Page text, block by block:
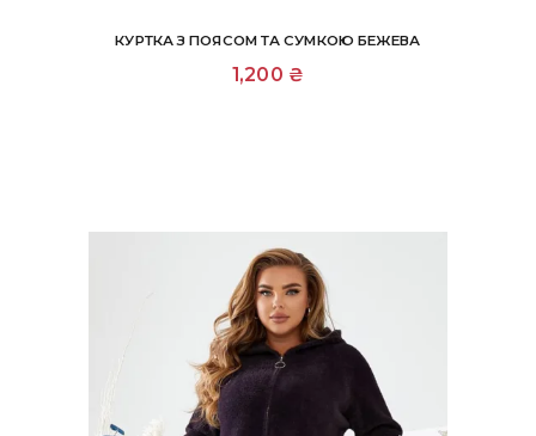
КУРТКА З ПОЯСОМ ТА СУМКОЮ БЕЖЕВА
1,200 ₴
сторінці
товару